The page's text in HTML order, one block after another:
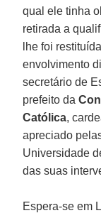
qual ele tinha
retirada a
lhe foi
envolvimento
secretário de
prefeito da
Católica,
apreciado
Universidade
das suas
Espera-se em